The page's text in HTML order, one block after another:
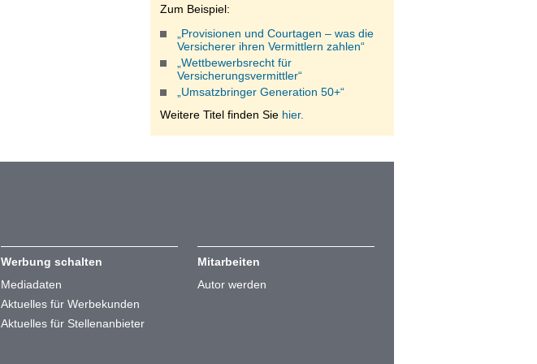
Zum Beispiel:
„Provisionen und Courtagen – was die
Versicherer ihren Vermittlern zahlen“
„Wettbewerbsrecht für
Versicherungsvermittler“
„Umsatzbringer Generation 50+“
Weitere Titel finden Sie hier.
Werbung schalten
Mediadaten
Aktuelles für Werbekunden
Aktuelles für Stellenanbieter
Mitarbeiten
Autor werden